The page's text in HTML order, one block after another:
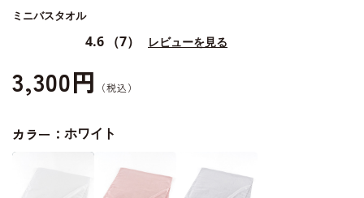
ミニバスタオル
4.6 （7） レビューを見る
3,300円
カラー： ホワイト